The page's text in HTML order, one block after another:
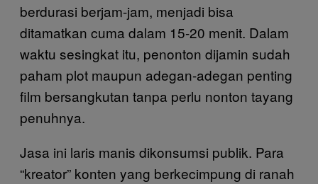
berdurasi berjam-jam, menjadi bisa
ditamatkan cuma dalam 15-20 menit. Dalam
waktu sesingkat itu, penonton dijamin sudah
paham plot maupun adegan-adegan penting
film bersangkutan tanpa perlu nonton tayang
penuhnya.
Jasa ini laris manis dikonsumsi publik. Para
“kreator” konten yang berkecimpung di ranah